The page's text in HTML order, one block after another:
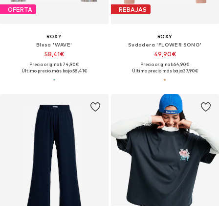
OFERTA
ROXY
Blusa 'WAVE'
58,41€
Precio original: 74,90€
Último precio más bajo:58,41€
REBAJAS
ROXY
Sudadera 'FLOWER SONG'
49,90€
Precio original: 64,90€
Último precio más bajo:37,90€